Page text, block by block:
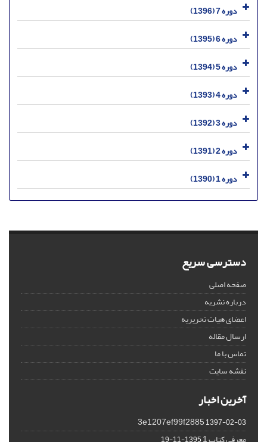
دوره 7 (1396)
دوره 6 (1395)
دوره 5 (1394)
دوره 4 (1393)
دوره 3 (1392)
دوره 2 (1391)
دوره 1 (1390)
دسترسی سریع
صفحه اصلی
درباره نشریه
اعضای هیات تحریریه
ارسال مقاله
تماس با ما
نقشه سایت
آخرین اخبار
3e1207ef99f28851397-02-03